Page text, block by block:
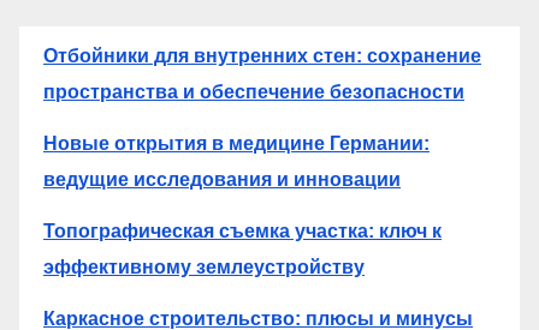
Отбойники для внутренних стен: сохранение
пространства и обеспечение безопасности
Новые открытия в медицине Германии:
ведущие исследования и инновации
Топографическая съемка участка: ключ к
эффективному землеустройству
Каркасное строительство: плюсы и минусы